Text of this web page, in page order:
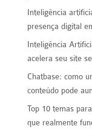
Inteligência
presença digital
Inteligência
acelera seu site
Chatbase: como
conteúdo pode
Top 10 temas
que realmente